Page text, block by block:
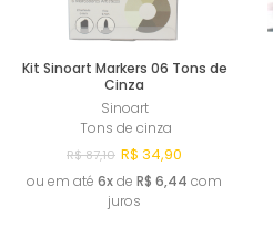
Kit Sinoart Markers 06 Tons de
Cinza
Sinoart
Tons de cinza
R$ 87,10 R$ 34,90
ou em até 6xde R$ 6,44 com
juros